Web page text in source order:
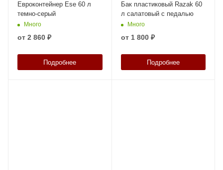
Евроконтейнер Ese 60 л
темно-серый
Много
от 2 860 ₽
Подробнее
Бак пластиковый Razak 60
л салатовый с педалью
Много
от 1 800 ₽
Подробнее